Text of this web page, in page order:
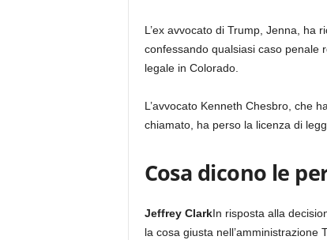
L’ex avvocato di Trump, Jenna, ha
confessando qualsiasi caso penale
legale in Colorado.
L’avvocato Kenneth Chesbro, che
chiamato, ha perso la licenza di
Cosa dicono le
Jeffrey ClarkIn risposta alla
la cosa giusta